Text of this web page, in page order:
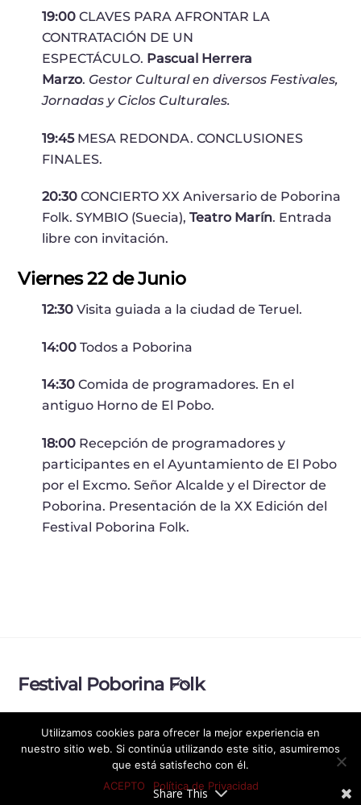
19:00 CLAVES PARA AFRONTAR LA
CONTRATACIÓN DE UN
ESPECTÁCULO. Pascual Herrera
Marzo. Gestor Cultural en diversos Festivales,
Jornadas y Ciclos Culturales.
19:45MESA REDONDA. CONCLUSIONES
FINALES.
20:30 CONCIERTO XX Aniversario de Poborina
Folk. SYMBIO (Suecia),Teatro Marín. Entrada
libre con invitación.
Viernes 22 de Junio
12:30 Visita guiada a la ciudad de Teruel.
14:00 Todos a Poborina
14:30 Comida de programadores. En el
antiguo Horno de El Pobo.
18:00 Recepción de programadores y
participantes en el Ayuntamiento de El Pobo
por el Excmo. Señor Alcalde y el Director de
Poborina. Presentación de la XX Edición del
Festival Poborina Folk.
Back
Festival Poborina Folk
© Festival Poborina Folk 2026
Share This
Utilizamos cookies para ofrecer la mejor experiencia en
nuestro sitio web. Si continúa utilizando este sitio, asumiremos
que está satisfecho con él.
ACEPTO
Política de Privacidad